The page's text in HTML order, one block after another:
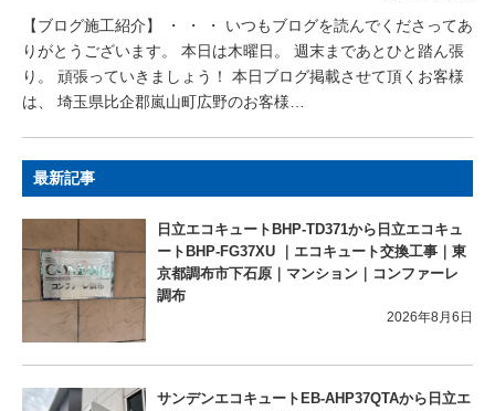
【ブログ施工紹介】 ・ ・ ・ いつもブログを読んでくださってあ
りがとうございます。 本日は木曜日。 週末まであとひと踏ん張
り。 頑張っていきましょう！ 本日ブログ掲載させて頂くお客様
は、 埼玉県比企郡嵐山町広野のお客様…
最新記事
日立エコキュートBHP-TD371から日立エコキュ
ートBHP-FG37XU ｜エコキュート交換工事｜東
京都調布市下石原｜マンション｜コンファーレ
調布
2026年8月6日
サンデンエコキュートEB-AHP37QTAから日立エ